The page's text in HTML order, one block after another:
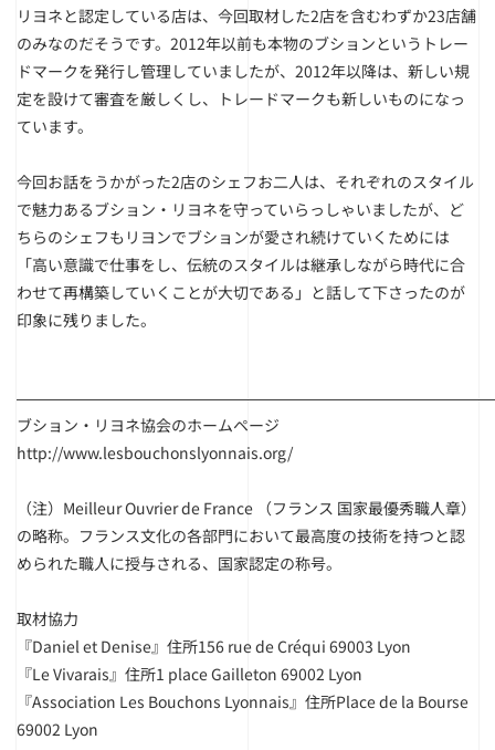
リヨネと認定している店は、今回取材した2店を含むわずか23店舗
のみなのだそうです。2012年以前も本物のブションというトレー
ドマークを発行し管理していましたが、2012年以降は、新しい規
定を設けて審査を厳しくし、トレードマークも新しいものになっ
ています。
今回お話をうかがった2店のシェフお二人は、それぞれのスタイル
で魅力あるブション・リヨネを守っていらっしゃいましたが、ど
ちらのシェフもリヨンでブションが愛され続けていくためには
「高い意識で仕事をし、伝統のスタイルは継承しながら時代に合
わせて再構築していくことが大切である」と話して下さったのが
印象に残りました。
ブション・リヨネ協会のホームページ
http://www.lesbouchonslyonnais.org/
（注）Meilleur Ouvrier de France （フランス 国家最優秀職人章）
の略称。フランス文化の各部門において最高度の技術を持つと認
められた職人に授与される、国家認定の称号。
取材協力
『Daniel et Denise』住所156 rue de Créqui 69003 Lyon
『Le Vivarais』住所1 place Gailleton 69002 Lyon
『Association Les Bouchons Lyonnais』住所Place de la Bourse
69002 Lyon